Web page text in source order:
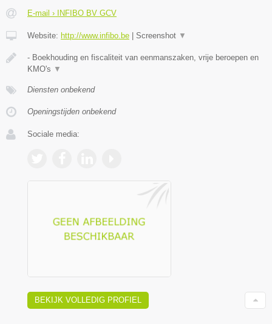
E-mail › INFIBO BV GCV
Website: http://www.infibo.be Screenshot ▼
- Boekhouding en fiscaliteit van eenmanszaken, vrije beroepen en
KMO's ▼
Diensten onbekend
Openingstijden onbekend
Sociale media:
BEKIJK VOLLEDIG PROFIEL